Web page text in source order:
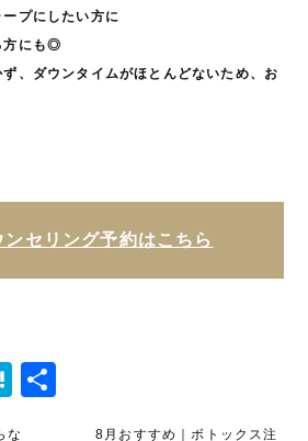
プにしたい方に
方にも◎
、ダウンタイムがほとんどないため、お
セリング予約はこちら
Hatena
な 8月おすすめ｜ボトックス注